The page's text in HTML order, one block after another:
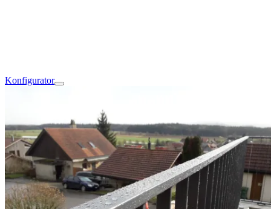
Konfigurator